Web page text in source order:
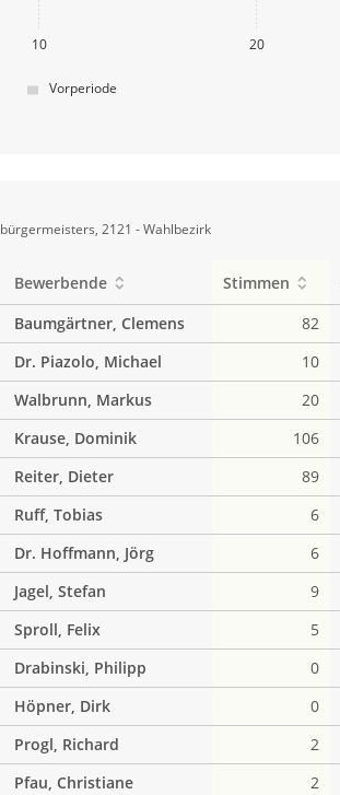
10 20
Vorperiode
2121 - Wahlbezirk
Bewerbende Stimmen
Baumgärtner, Clemens 82
Dr. Piazolo, Michael 10
Walbrunn, Markus 20
Krause, Dominik 106
Reiter, Dieter 89
Ruff, Tobias 6
Dr. Hoffmann, Jörg 6
Jagel, Stefan 9
Sproll, Felix 5
Drabinski, Philipp 0
Höpner, Dirk 0
Progl, Richard 2
Pfau, Christiane 2